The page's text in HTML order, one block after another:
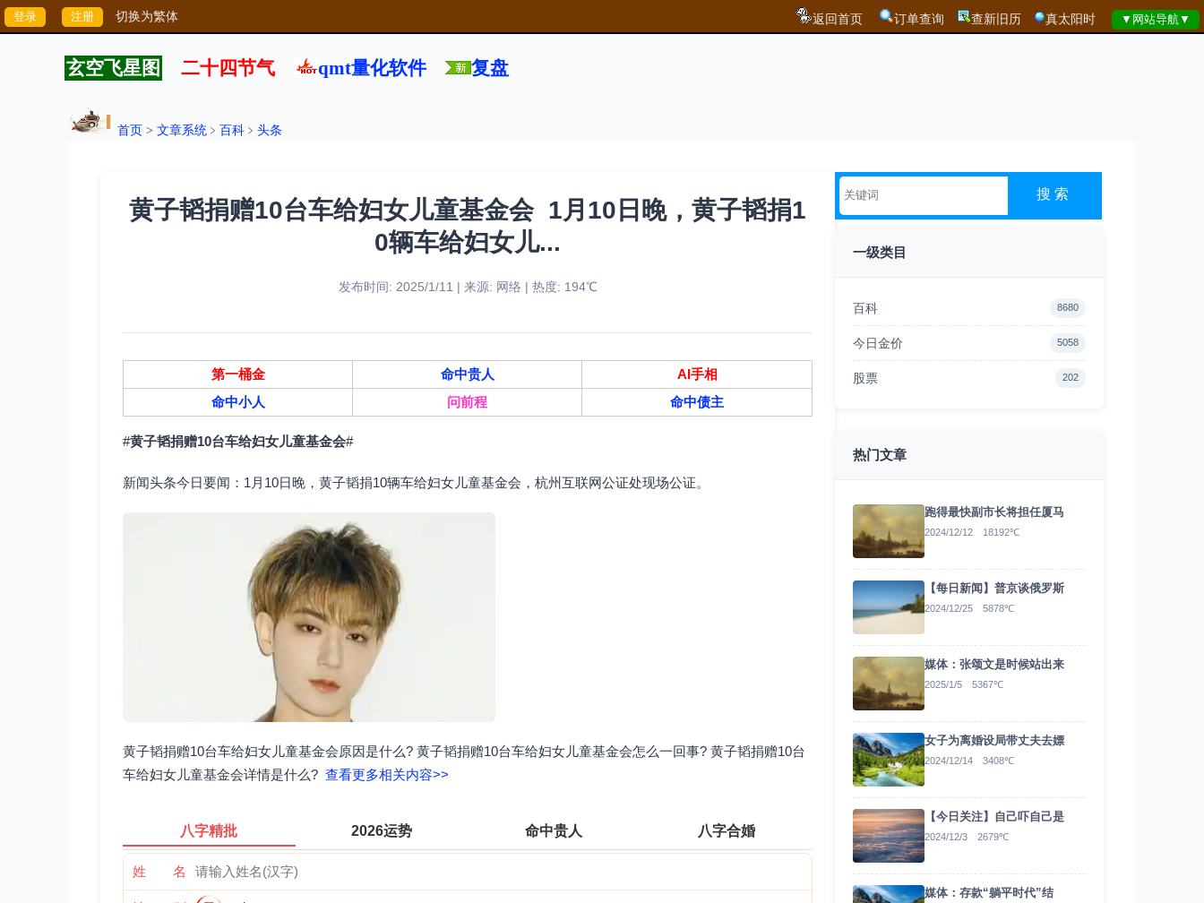
切换为繁体 返回首页 订单查询 查新旧历 真太阳时
玄空飞星图 二十四节气 qmt量化软件 复盘
首页 > 文章系统 ﹥ 百科 ﹥ 头条
黄子韬捐赠10台车给妇女儿童基金会 1月10日晚，黄子韬捐1
0辆车给妇女儿...
发布时间: 2025/1/11 | 来源: 网络 | 热度: 194℃
第一桶金 命中贵人
AI手相
命中小人
问前程 命中债主
#黄子韬捐赠10台车给妇女儿童基金会#
新闻头条今日要闻：1月10日晚，黄子韬捐10辆车给妇女儿童基金会，杭州互联网公证处现场公证。
黄子韬捐赠10台车给妇女儿童基金会原因是什么? 黄子韬捐赠10台车给妇女儿童基金会怎么一回事? 黄子韬捐赠10台
车给妇女儿童基金会详情是什么? 查看更多相关内容>>
八字精批 2026运势 命中贵人 八字合婚
姓 名
一级类目
百科 8680
今日金价 5058
股票 202
热门文章
跑得最快副市长将担任厦马
2024/12/12 18192℃
【每日新闻】普京谈俄罗斯
2024/12/25 5878℃
媒体：张颂文是时候站出来
2025/1/5 5367℃
女子为离婚设局带丈夫去嫖
2024/12/14 3408℃
【今日关注】自己吓自己是
2024/12/3 2679℃
媒体：存款“躺平时代”结